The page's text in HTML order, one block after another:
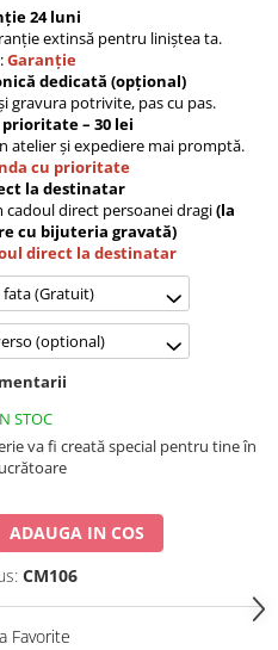
24 luni
extinsă pentru liniștea ta.
Garanție
dedicată (opțional)
gravura potrivite, pas cu pas.
– 30 lei
atelier și expediere mai promptă.
cu prioritate
la destinatar
direct persoanei dragi(la
cu bijuteria gravată)
direct la destinatar
fata (Gratuit)
(optional)
STOC
va fi creată special pentru tine în
ADAUGA IN COS
CM106
Favorite